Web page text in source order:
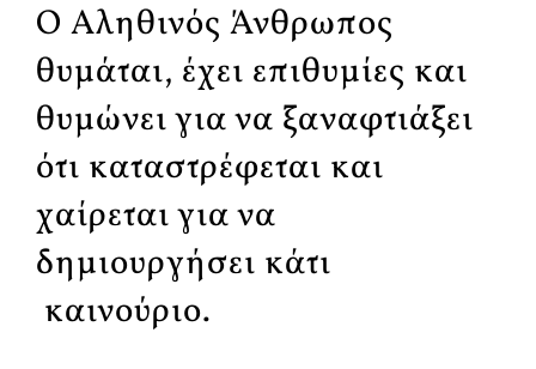
Ο Αληθινός Άνθρωπος
θυμάται, έχει επιθυμίες και
θυμώνει για να ξαναφτιάξει
ότι καταστρέφεται και
χαίρεται για να
δημιουργήσει κάτι
καινούριο.